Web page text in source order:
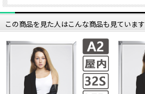
この商品を見た人はこんな商品も見ています